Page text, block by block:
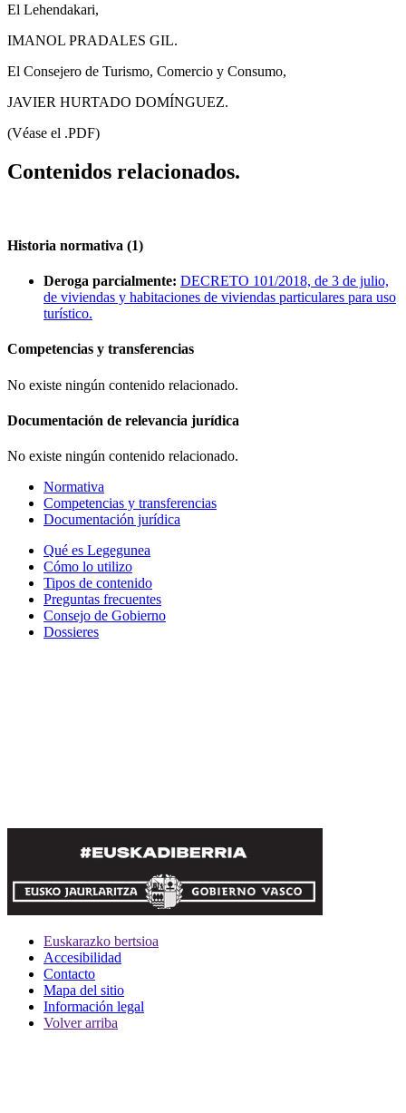
El Lehendakari,
IMANOL PRADALES GIL.
El Consejero de Turismo, Comercio y Consumo,
JAVIER HURTADO DOMÍNGUEZ.
(Véase el .PDF)
Contenidos relacionados.
Historia normativa (1)
Deroga parcialmente: DECRETO 101/2018, de 3 de julio,
de viviendas y habitaciones de viviendas particulares para uso
turístico.
Competencias y transferencias
No existe ningún contenido relacionado.
Documentación de relevancia jurídica
No existe ningún contenido relacionado.
Normativa
Competencias y transferencias
Documentación jurídica
Qué es Legegunea
Cómo lo utilizo
Tipos de contenido
Preguntas frecuentes
Consejo de Gobierno
Dossieres
Euskarazko bertsioa
Accesibilidad
Contacto
Mapa del sitio
Información legal
Volver arriba